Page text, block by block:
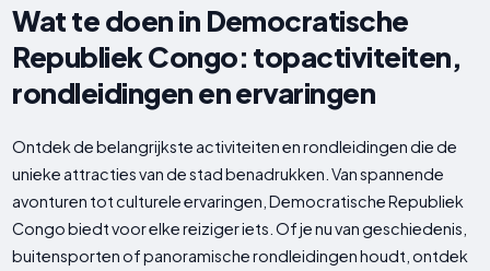
Wat te doen in Democratische
Republiek Congo: topactiviteiten,
rondleidingen en ervaringen
Ontdek de belangrijkste activiteiten en rondleidingen die de
unieke attracties van de stad benadrukken. Van spannende
avonturen tot culturele ervaringen, Democratische Republiek
Congo biedt voor elke reiziger iets. Of je nu van geschiedenis,
buitensporten of panoramische rondleidingen houdt, ontdek